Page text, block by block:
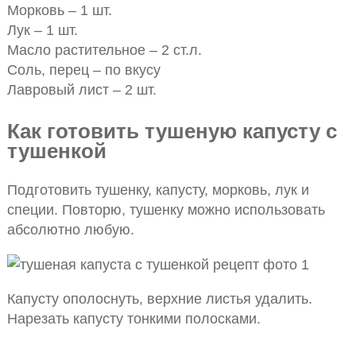
Морковь – 1 шт.
Лук – 1 шт.
Масло растительное – 2 ст.л.
Соль, перец – по вкусу
Лавровый лист – 2 шт.
Как готовить тушеную капусту с
тушенкой
Подготовить тушенку, капусту, морковь, лук и
специи. Повторю, тушенку можно использовать
абсолютно любую.
Капусту ополоснуть, верхние листья удалить.
Нарезать капусту тонкими полосками.